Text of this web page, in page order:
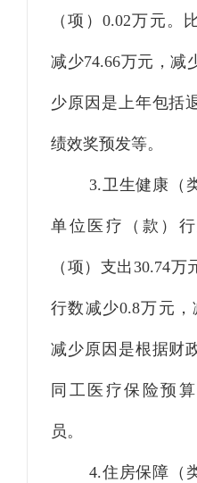
（项） 0.02万元。
减少74.66万元， 减
少原因是上年包括
绩效奖预发等。
3.卫生健康（
单位医疗（款）
（项）支出30.74万
行数减少0.8万元，
减少原因是根据财
同工医疗保险预
员。
4.住房保障（